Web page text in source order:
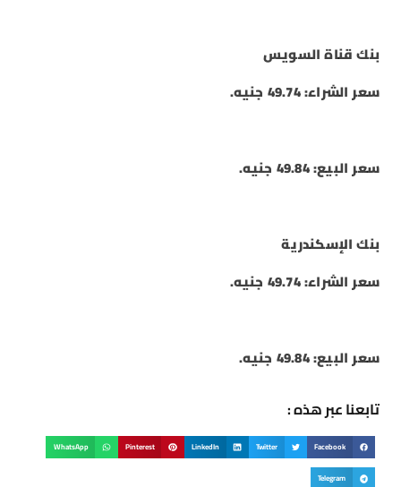
بنك قناة السويس
سعر الشراء: 49.74 جنيه.
سعر البيع: 49.84 جنيه.
بنك الإسكندرية
سعر الشراء: 49.74 جنيه.
سعر البيع: 49.84 جنيه.
تابعنا عبر هذه :
Facebook
Twitter
LinkedIn
Pinterest
WhatsApp
Telegram